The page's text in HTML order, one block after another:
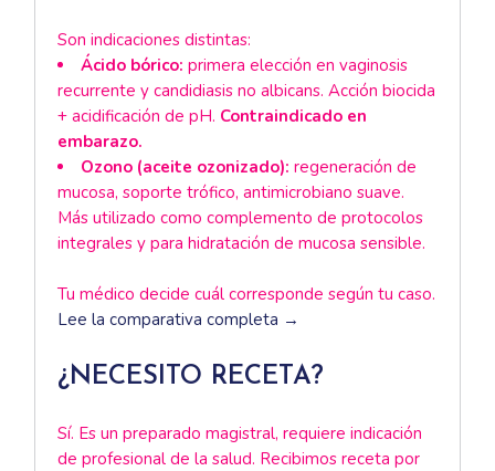
Son indicaciones distintas:
Ácido bórico: primera elección en vaginosis
recurrente y candidiasis no albicans. Acción biocida
+ acidificación de pH. Contraindicado en
embarazo.
Ozono (aceite ozonizado): regeneración de
mucosa, soporte trófico, antimicrobiano suave.
Más utilizado como complemento de protocolos
integrales y para hidratación de mucosa sensible.
Tu médico decide cuál corresponde según tu caso.
Lee la comparativa completa →
¿NECESITO RECETA?
Sí. Es un preparado magistral, requiere indicación
de profesional de la salud. Recibimos receta por